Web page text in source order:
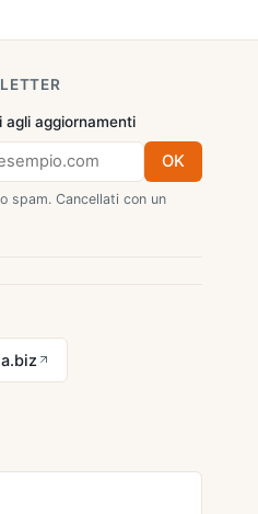
agli aggiornamenti
OK
spam. Cancellati con un